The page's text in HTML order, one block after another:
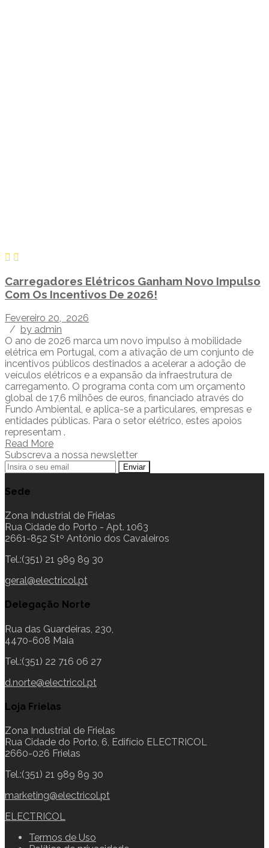
Carregadores Elétricos Ganham Novo Impulso
Com Os Incentivos De 2026!
Fevereiro 20, 2026
/ by admin
O ano de 2026 marca um novo impulso à mobilidade
elétrica em Portugal, com a ativação de um conjunto de
incentivos públicos destinados a acelerar a adoção de
veículos elétricos e a expansão da infraestrutura de
carregamento. O programa conta com um orçamento
global de 17,6 milhões de euros, financiado através do
Fundo Ambiental, e aplica-se a particulares, empresas e
entidades públicas. Para o setor elétrico, estes apoios
representam .
Read More
Subscreva a nossa newsletter
Sede
Zona Industrial de Frielas
Rua Cidade do Porto - Apt. 1063
2661-852 Stº António dos Cavaleiros
Tel.:(351) 21 989 89 30
geral@electricol.pt
Delegação Norte
Rua das Guardeiras, 230,
4470-608 Maia
Tel.:(351) 22 716 06 27
d.norte@electricol.pt
Loja Frielas
Zona Industrial de Frielas
Rua Cidade do Porto, 6, Edifício ELECTRICOL
2660-026 Frielas
Tel.:(351) 21 989 89 30
marketing@electricol.pt
ELECTRICOL
Termos de Uso